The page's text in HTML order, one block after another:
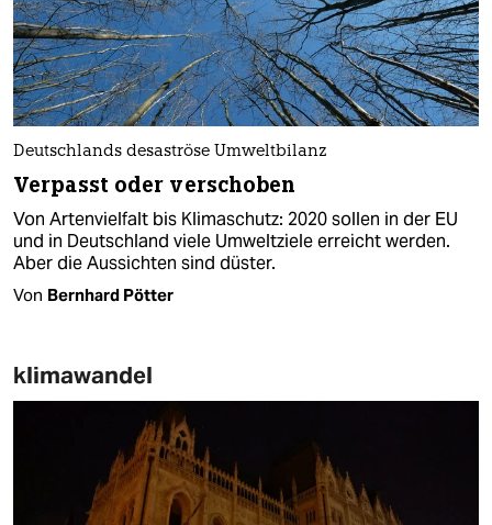
Deutschlands desaströse Umweltbilanz
Verpasst oder verschoben
Von Artenvielfalt bis Klimaschutz: 2020 sollen in der EU
und in Deutschland viele Umweltziele erreicht werden.
Aber die Aussichten sind düster.
Von Bernhard Pötter
klimawandel